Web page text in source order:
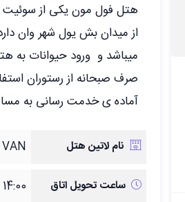
هتل فول مون یکی از سوئیت
از میدان بش یول شهر وان
میباشد و ورود حیوانات به
آماده ی خدمت رسانی به
نام لاتین هتل
ساعت تحویل اتاق 14:00